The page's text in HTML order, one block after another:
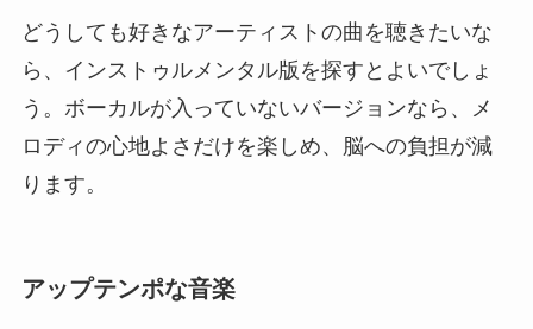
どうしても好きなアーティストの曲を聴きたいな
ら、インストゥルメンタル版を探すとよいでしょ
う。ボーカルが入っていないバージョンなら、メ
ロディの心地よさだけを楽しめ、脳への負担が減
ります。
アップテンポな音楽